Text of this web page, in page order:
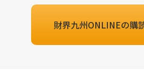
財界九州ONLINEの購